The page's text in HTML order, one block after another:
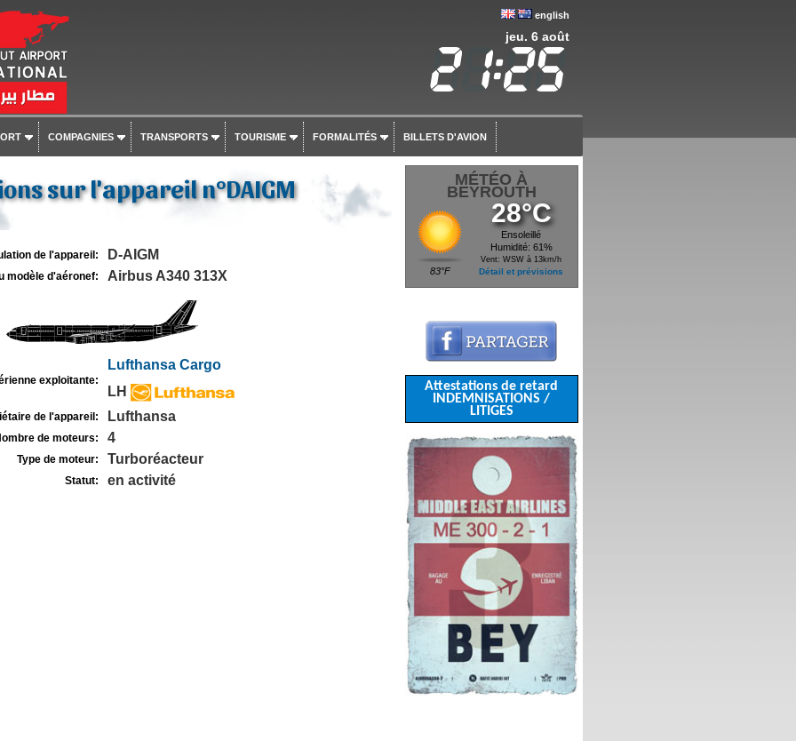
english
jeu. 6 août
COMPAGNIES TRANSPORTS TOURISME FORMALITÉS BILLETS D'AVION
sur l'appareil n°DAIGM
de l'appareil: D-AIGM
modèle d'aéronef: Airbus A340 313X
exploitante:
Lufthansa Cargo
LH
de l'appareil: Lufthansa
de moteurs: 4
Type de moteur: Turboréacteur
Statut: en activité
MÉTÉO À
BEYROUTH
83°F
28°C
Ensoleillé
Humidité: 61%
Vent: WSW à 13km/h
Détail et prévisions
Attestations de retard
INDEMNISATIONS /
LITIGES